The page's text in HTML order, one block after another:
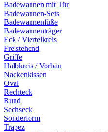
Badewannen mit Tür
Badewannen-Sets
Badewannenfüße
Badewannenträger
Eck / Viertelkreis
Freistehend
Griffe
Halbkreis / Vorbau
Nackenkissen
Oval
Rechteck
Rund
Sechseck
Sonderform
Trapez